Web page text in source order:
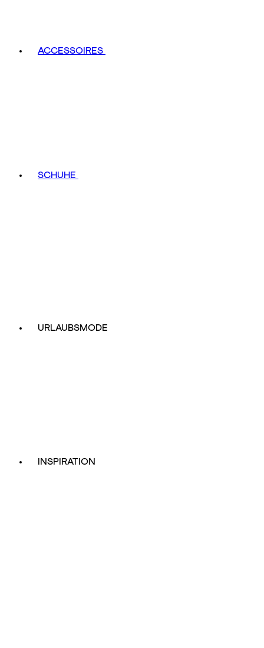
ACCESSOIRES
SCHUHE
URLAUBSMODE
INSPIRATION